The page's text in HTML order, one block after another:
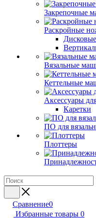
Закрепочные
Раскройные
Вязальные
Кеттельные
Аксессуары
Каретки
ПО для
Плоттеры
Сравнение0
Избранные товары 0